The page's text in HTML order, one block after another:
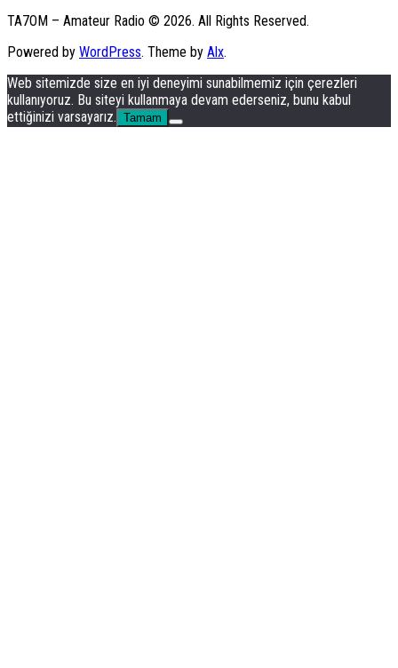
TA7OM – Amateur Radio © 2026. All Rights Reserved.
Powered by WordPress. Theme by Alx.
Web sitemizde size en iyi deneyimi sunabilmemiz için çerezleri
kullanıyoruz. Bu siteyi kullanmaya devam ederseniz, bunu kabul
ettiğinizi varsayarız. Tamam